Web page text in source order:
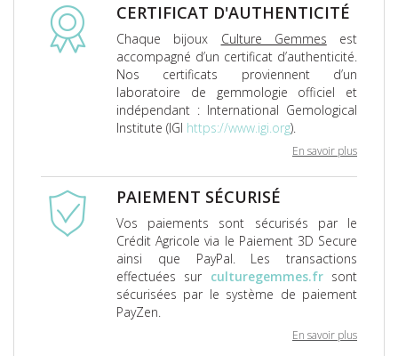
CERTIFICAT D'AUTHENTICITÉ
Chaque bijoux Culture Gemmes est
accompagné d’un certificat d’authenticité.
Nos certificats proviennent d’un
laboratoire de gemmologie officiel et
indépendant : International Gemological
Institute (IGI https://www.igi.org).
En savoir plus
PAIEMENT SÉCURISÉ
Vos paiements sont sécurisés par le
Crédit Agricole via le Paiement 3D Secure
ainsi que PayPal. Les transactions
effectuées sur culturegemmes.frsont
sécurisées par le système de paiement
PayZen.
En savoir plus